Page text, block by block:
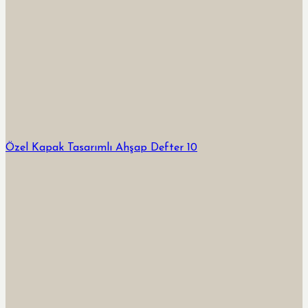
Özel Kapak Tasarımlı Ahşap Defter 10